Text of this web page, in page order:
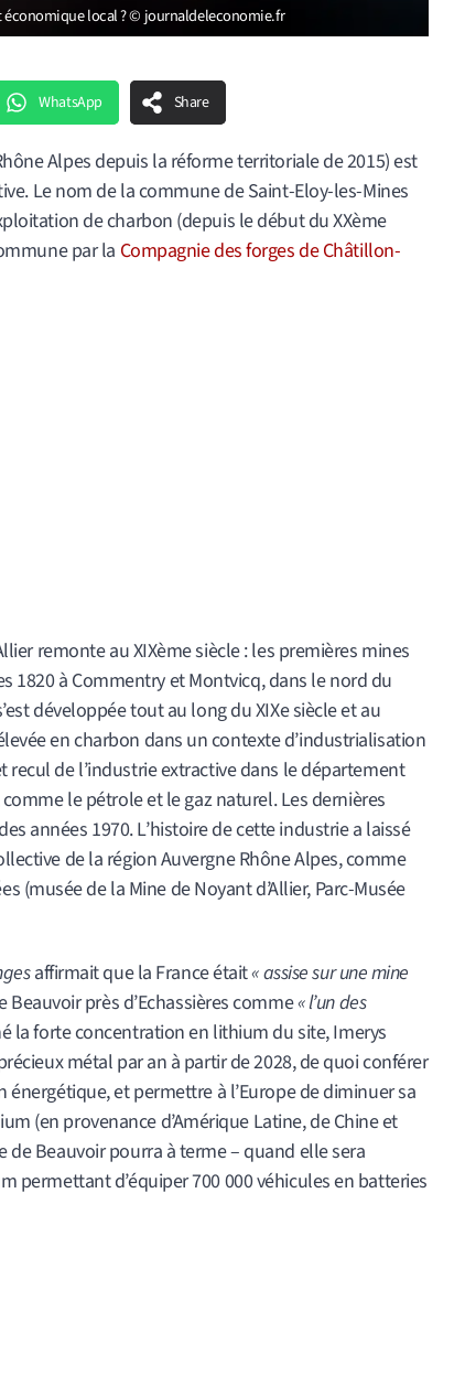
économique local ? © journaldeleconomie.fr
WhatsApp Share
Alpes depuis la réforme territoriale de 2015) est
Le nom de la commune de Saint-Eloy-les-Mines
de charbon (depuis le début du XXème
par la Compagnie des forges de Châtillon-
remonte au XIXème siècle : les premières mines
1820 à Commentry et Montvicq, dans le nord du
développée tout au long du XIXe siècle et au
en charbon dans un contexte d’industrialisation
recul de l’industrie extractive dans le département
comme le pétrole et le gaz naturel. Les dernières
années 1970. L’histoire de cette industrie a laissé
de la région Auvergne Rhône Alpes, comme
(musée de la Mine de Noyant d’Allier, Parc-Musée
affirmait que la France était« assise sur une mine
près d’Echassières comme« l’un des
la forte concentration en lithium du site, Imerys
métal par an à partir de 2028, de quoi conférer
et permettre à l’Europe de diminuer sa
(en provenance d’Amérique Latine, de Chine et
de Beauvoir pourra à terme – quand elle sera
d’équiper 700 000 véhicules en batteries